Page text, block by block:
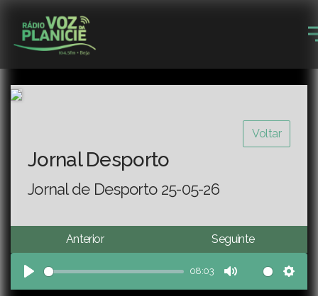
Voltar
Jornal Desporto
Jornal de Desporto 25-05-26
Anterior Seguinte
Play
08:03
Mute